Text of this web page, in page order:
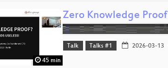
45 min
Zero Knowledge
Talk Talks #1 2026-03-13